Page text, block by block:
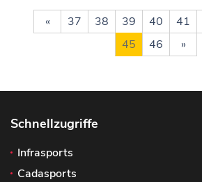
« 37 38 39 40 41
45
46 »
Schnellzugriffe
Infrasports
Cadasports